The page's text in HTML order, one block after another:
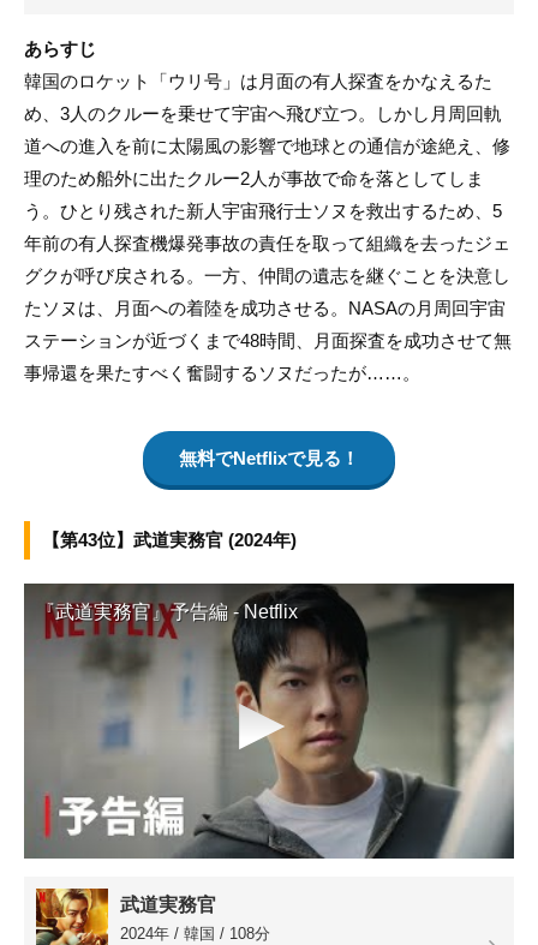
あらすじ
韓国のロケット「ウリ号」は月面の有人探査をかなえるた
め、3人のクルーを乗せて宇宙へ飛び立つ。しかし月周回軌
道への進入を前に太陽風の影響で地球との通信が途絶え、修
理のため船外に出たクルー2人が事故で命を落としてしま
う。ひとり残された新人宇宙飛行士ソヌを救出するため、5
年前の有人探査機爆発事故の責任を取って組織を去ったジェ
グクが呼び戻される。一方、仲間の遺志を継ぐことを決意し
たソヌは、月面への着陸を成功させる。NASAの月周回宇宙
ステーションが近づくまで48時間、月面探査を成功させて無
事帰還を果たすべく奮闘するソヌだったが……。
無料でNetflixで見る！
【第43位】武道実務官 (2024年)
『武道実務官』予告編 - Netflix
▶
武道実務官
2024年 / 韓国 / 108分